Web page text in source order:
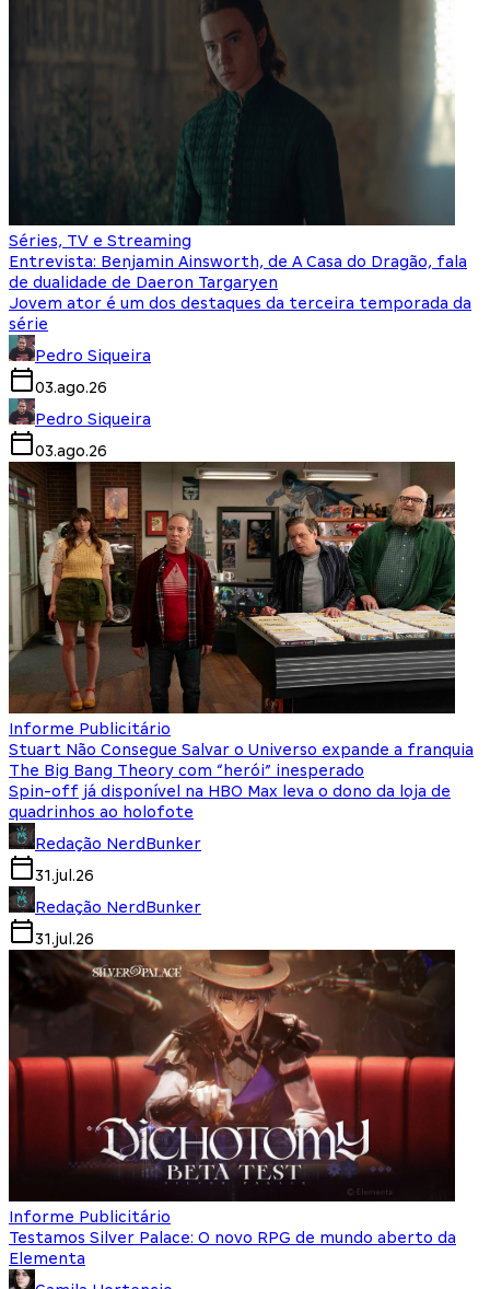
Séries, TV e Streaming
Entrevista: Benjamin Ainsworth, de A Casa do Dragão, fala
de dualidade de Daeron Targaryen
Jovem ator é um dos destaques da terceira temporada da
série
Pedro Siqueira
03.ago.26
Pedro Siqueira
03.ago.26
Informe Publicitário
Stuart Não Consegue Salvar o Universo expande a franquia
The Big Bang Theory com “herói” inesperado
Spin-off já disponível na HBO Max leva o dono da loja de
quadrinhos ao holofote
Redação NerdBunker
31.jul.26
Redação NerdBunker
31.jul.26
Informe Publicitário
Testamos Silver Palace: O novo RPG de mundo aberto da
Elementa